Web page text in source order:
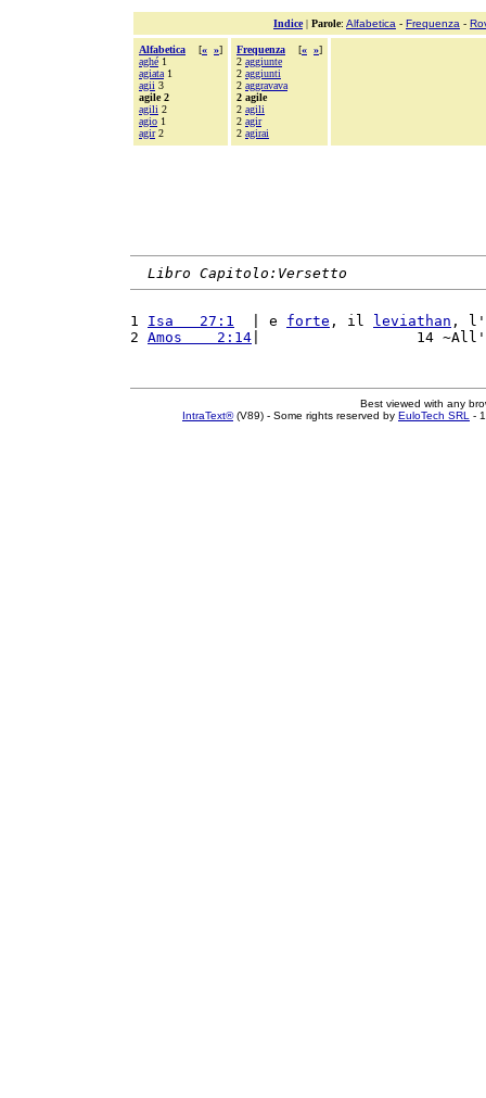
Indice| Parole: Alfabetica - Frequenza -
Alfabetica [« »]
aghé 1
agiata 1
agii 3
agile 2
agili 2
agio 1
agir2
Frequenza [« »]
2 aggiunte
2 aggiunti
2 aggravava
2 agile
2 agili
2 agir
2 agirai
Libro Capitolo:Versetto
1 Isa   27:1
  | e
forte , il leviathan , l'
2 Amos    2:14 |                  14 ~All'
Best viewed with any
IntraText®(V89) - Some rights reserved by EuloTech SRL -